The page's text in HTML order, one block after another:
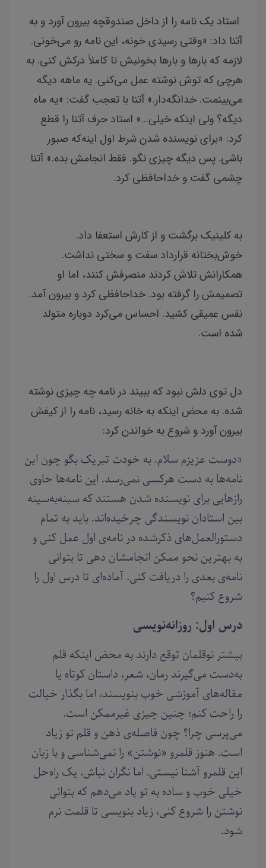
استاد یک نامه را از داخل صندوقچه بیرون آورد و به
آتنا داد: «وقتی رسیدی خونه، این نامه رو می‌خونی.
لازمه که بارها و بارها بخونیش تا کاملاً درکش کنی. به
هرچی که توش نوشته عمل می‌کنی. یه ماهه دیگه
می‌بینمت. خدانگه‌دار.» آتنا با تعجب گفت: «یه ماه
دیگه؟ ولی اینکه خیلی...» استاد حرف آتنا را قطع
کرد: «برای نویسنده‌ شدن شرط اول اینه‌که صبور
باشی. پس دیگه چیزی نگو. فقط انجامش بده.» آتنا
چشمی گفت و خداحافظی کرد.
به کلینیک برگشت و از کارش استعفا داد.
خوش‌بختانه قرارداد سفت و سختی نداشت.
همکارانش تلاش کردند منصرفش کنند، اما او
تصمیمش را گرفته بود. خداحافظی کرد و بیرون آمد.
نفس عمیقی کشید. احساس می‌کرد دوباره متولد
شده است.
دل توی دلش نبود که ببیند در نامه چه چیزی نوشته
شده. به محض اینکه به خانه رسید، نامه را از کیفش
بیرون آورد و شروع به خواندن کرد:
«دوست عزیزم سلام. به خودت تبریک بگو چون این
نامه‌ها به دست هرکسی نمی‌رسد. این نامه‌ها حاوی
رازهایی برای نویسنده‌ شدن هستند که سینه‌به‌سینه
بین استادان نویسندگی چرخیده‌اند. باید به تمام
دستورالعمل‌های ذکرشده در نامه‌ی اول عمل کنی و
به بهترین نحو ممکن انجامشان دهی تا بتوانی
نامه‌ی بعدی را دریافت کنی. آماده‌ای تا درس اول را
شروع کنیم؟
درس اول: روزانه‌نویسی
بیشتر نوقلمان توقع دارند به محض اینکه قلم
به‌دست می‌گیرند رمان، شعر، داستان کوتاه یا
مقاله‌های آموزشی خوب بنویسند، اما بگذار خیالت
را راحت کنم؛ چنین چیزی غیرممکن است.
می‌پرسی چرا؟ چون فاصله‌ی ذهن و قلم تو زیاد
است. هنوز قلمرو «نوشتن» را نمی‌شناسی و با زبان
این قلمرو آشنا نیستی. اما نگران نباش. یک راه‌حل
خیلی خوب و ساده به تو یاد می‌دهم که بتوانی
نوشتن را شروع کنی، زیاد بنویسی تا قلمت نرم
شود.